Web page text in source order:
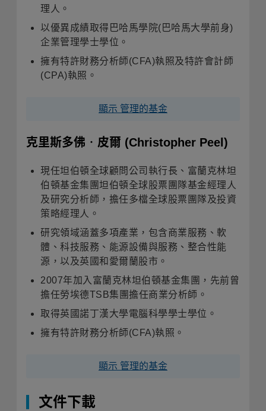
理人。
以優異成績取得巴哈馬學院( 巴哈馬大學前身)
企業管理學士學位 。
擁有特許財務分析師(CFA)執照及特許會計師
(CPA)執照 。
顯示 管理的基金
克里斯多佛‧皮爾 (Christopher Peel)
現任坦伯頓全球顧問公司執行長、 富蘭克林坦
伯頓基金集團坦伯頓全球股票團隊基金經理人
及研究分析師，擔任多檔全球股票團隊及投資
策略經理人 。
研究領域涵蓋多項產業，包含商業服務、軟
體、科技服務、能源設備與服務、整合性能
源，以及英國和愛爾蘭股市 。
2007年加入富蘭克林坦伯頓基金集團，先前曾
擔任勞埃德TSB集團擔任商業分析師 。
取得英國諾丁漢大學電腦科學學士學位 。
擁有特許財務分析師(CFA)執照 。
顯示 管理的基金
文件下載